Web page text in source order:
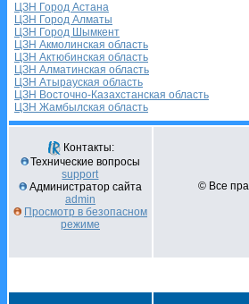
ЦЗН Город Астана
ЦЗН Город Алматы
ЦЗН Город Шымкент
ЦЗН Акмолинская область
ЦЗН Актюбинская область
ЦЗН Алматинская область
ЦЗН Атырауская область
ЦЗН Восточно-Казахстанская область
ЦЗН Жамбылская область
Контакты:
Технические вопросы
support
Администратор сайта
admin
Просмотр в безопасном
режиме
© Все